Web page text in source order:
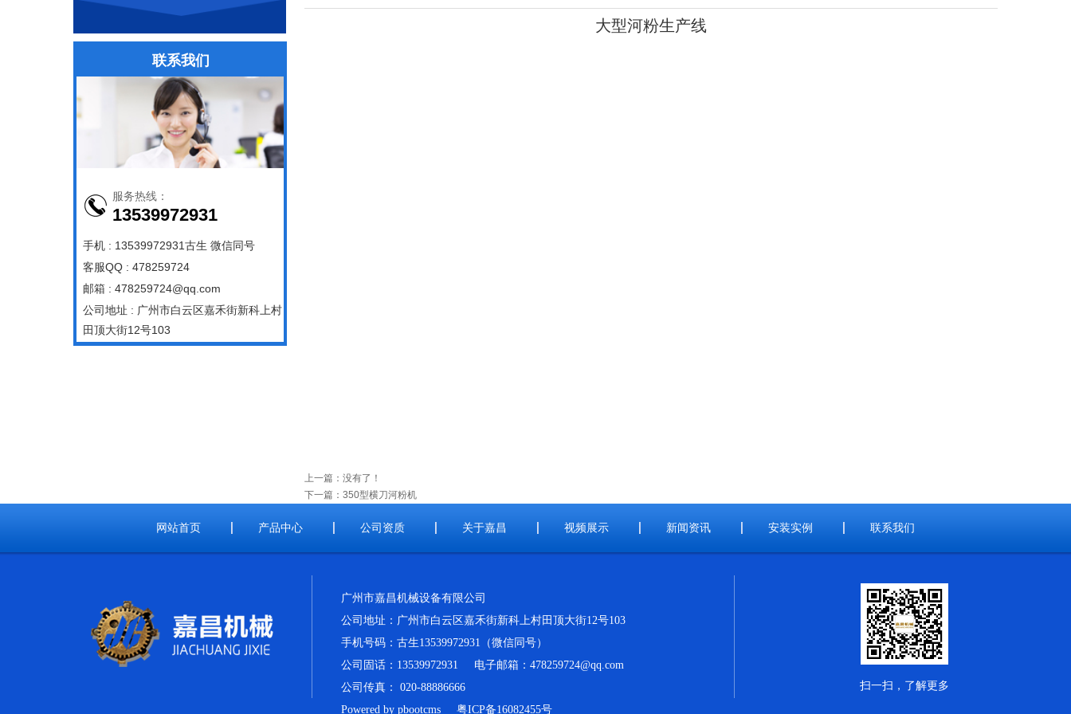
联系我们
服务热线：
13539972931
手机 : 13539972931古生 微信同号
客服QQ : 478259724
邮箱 : 478259724@qq.com
公司地址 : 广州市白云区嘉禾街新科上村
田顶大街12号103
大型河粉生产线
上一篇：没有了！
下一篇： 350型横刀河粉机
网站首页 产品中心 公司资质 关于嘉昌 视频展示 新闻资讯 安装实例 联系我们
广州市嘉昌机械设备有限公司
公司地址：广州市白云区嘉禾街新科上村田顶大街12号103
手机号码：古生13539972931（微信同号）
公司固话：13539972931
电子邮箱： 478259724@qq.com
公司传真： 020-88886666
Powered by pbootcms 粤ICP备16082455号
扫一扫，了解更多